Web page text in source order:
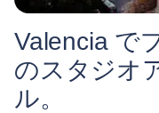
Valencia で
のスタジオ
ル。